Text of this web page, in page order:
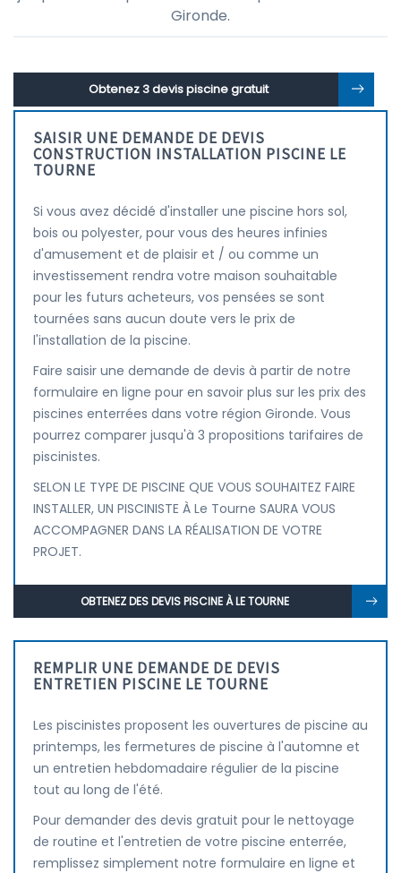
Gironde.
Obtenez 3 devis piscine gratuit
SAISIR UNE DEMANDE DE DEVIS
CONSTRUCTION INSTALLATION PISCINE LE
TOURNE
Si vous avez décidé d'installer une piscine hors sol,
bois ou polyester, pour vous des heures infinies
d'amusement et de plaisir et / ou comme un
investissement rendra votre maison souhaitable
pour les futurs acheteurs, vos pensées se sont
tournées sans aucun doute vers le prix de
l'installation de la piscine.
Faire saisir une demande de devis à partir de notre
formulaire en ligne pour en savoir plus sur les prix des
piscines enterrées dans votre région Gironde. Vous
pourrez comparer jusqu'à 3 propositions tarifaires de
piscinistes.
SELON LE TYPE DE PISCINE QUE VOUS SOUHAITEZ FAIRE
INSTALLER, UN PISCINISTE À Le Tourne SAURA VOUS
ACCOMPAGNER DANS LA RÉALISATION DE VOTRE
PROJET.
OBTENEZ DES DEVIS PISCINE À LE TOURNE
REMPLIR UNE DEMANDE DE DEVIS
ENTRETIEN PISCINE LE TOURNE
Les piscinistes proposent les ouvertures de piscine au
printemps, les fermetures de piscine à l'automne et
un entretien hebdomadaire régulier de la piscine
tout au long de l'été.
Pour demander des devis gratuit pour le nettoyage
de routine et l'entretien de votre piscine enterrée,
remplissez simplement notre formulaire en ligne et